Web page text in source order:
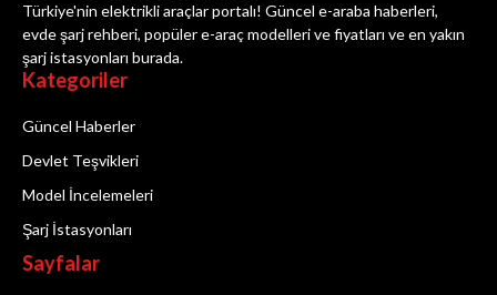
Türkiye'nin elektrikli araçlar portalı! Güncel e-araba haberleri,
evde şarj rehberi, popüler e-araç modelleri ve fiyatları ve en yakın
şarj istasyonları burada.
Kategoriler
Güncel Haberler
Devlet Teşvikleri
Model İncelemeleri
Şarj İstasyonları
Sayfalar